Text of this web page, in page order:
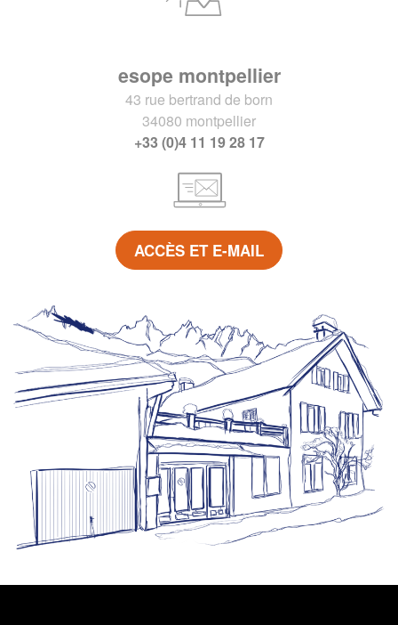
esope montpellier
43 rue bertrand de born
34080 montpellier
+33 (0)4 11 19 28 17
ACCÈS ET E-MAIL